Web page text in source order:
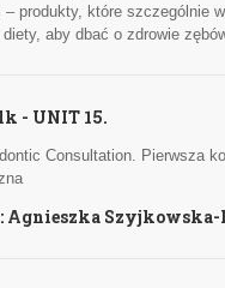
– produkty, które szczególnie
aby dbać o zdrowie
- UNIT 15.
Consultation. Pierwsza
Agnieszka Szyjkowska-